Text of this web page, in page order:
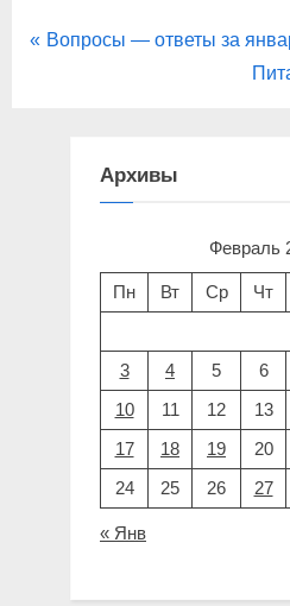
Навигация
P
Вопросы — ответы за
N
s
Архивы
Февраль
Пн Вт Ср Чт
3
4 5 6
10
11 12 13
17
18 19 20
24
25 26 27
« Янв